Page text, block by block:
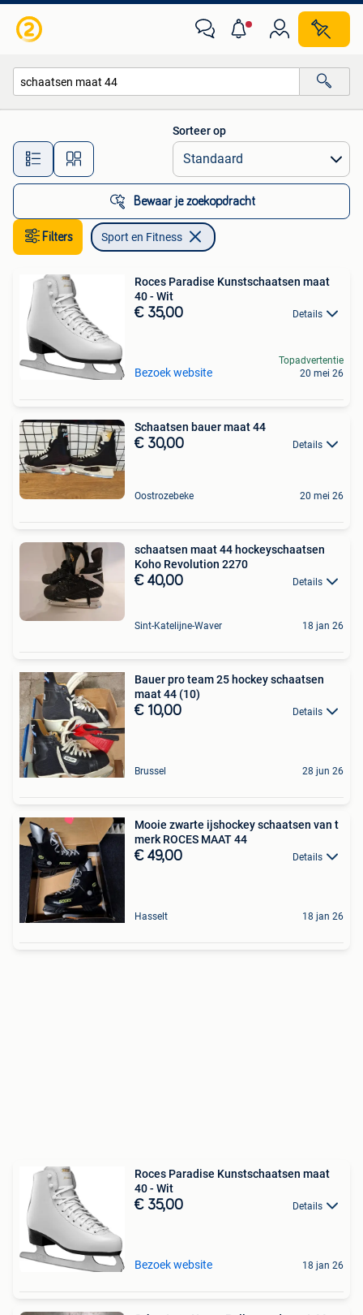
Alle afstanden…
Sorteer op
Bewaar je zoekopdracht
Filters Sport en Fitness
Roces Paradise Kunstschaatsen maat
40 - Wit
€ 35,00 Details
Bezoek website
Topadvertentie
20 mei 26
Schaatsen bauer maat 44
€ 30,00 Details
Oostrozebeke 20 mei 26
schaatsen maat 44 hockeyschaatsen
Koho Revolution 2270
€ 40,00 Details
Sint-Katelijne-Waver 18 jan 26
Bauer pro team 25 hockey schaatsen
maat 44 (10)
€ 10,00 Details
Brussel 28 jun 26
Mooie zwarte ijshockey schaatsen van t
merk ROCES MAAT 44
€ 49,00 Details
Hasselt 18 jan 26
Roces Paradise Kunstschaatsen maat
40 - Wit
€ 35,00 Details
Bezoek website 18 jan 26